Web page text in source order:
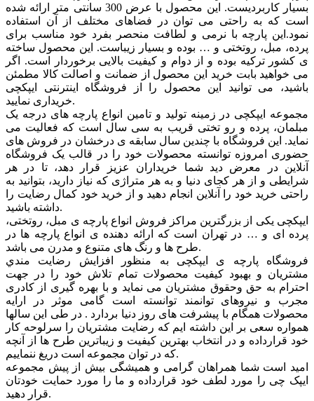
بسیار کاربردیست. این محصول با عرض 300 سانتی متر ارائه شده
است که به راحتی می توان در فضاهای مختلف از آن استفاده
نمود.این پارچه با نرمی و لطافت منحصر بفرد خود مناسب برای
پرده، مبل، روتختی و … بوده و بسیار زیباست. این محصول ساخته
ی کشور ترکیه بوده و از دوام و کیفیت بالایی برخوردار است. اگر
می خواهید بابت خرید این محصول از ضمانت و اصالت کالا مطمئن
باشید، می توانید این محصول را از فروشگاه اینترنتی ایپکچی
خریداری نمایید.
مجموعه ایپکچی در زمینه تولید و تامین انواع پارچه های درجه یک
مبلمان، پرده و رو تختی قریب به سی سال است که فعالیت می
نماید. این فروشگاه با چندین سال سابقه ی درخشان در فروش های
حضوری امروزه توانسته محصولات خود را در قالب یک فروشگاه
آنلاین در معرض دید شما خریداران عزیز قرار دهد، تا در هر
شرایطی و از هر کجای دنیا و به هر متراژی که نیاز دارید، بتوانید به
راحتی خرید خود را آنلاین انجام دهید و از خرید خود کمال رضایت را
داشته باشید.
ایپکچی یکی از بزرگترین مراکز فروش انواع پارچه ی مبل، روتختی،
پرده ای و … در تهران است که ارائه دهنده ی انواع پارچه ها در
طرح ها و رنگ های متنوع و مدرن می باشد.
فروشگاه پارچه ی ایپکچی به منظور افزايش رضايت مندي
مشتريان و بهبود کيفيت محصولات تمام تلاش خود را در جهت
احترام به حق وحقوق مشتريان می نماید و با بهره گیری از کادری
مجرب و نیروهای توانمند توانسته است گامی موثر در ارايه
محصولات همگام با پیشرفت های روز دنیا بردارد . در طی این سالها
همواره سعی بر این داشته ایم که رضایت مشتریان را سرلوحه کار
خود قرارداده و در انتخاب بهترین کیفیت و زیباترین طرح ها از آنچه
که در توان مجموعه است دریغ ننماییم.
امید است شما همراهان گرامی و همیشگی بیش از پیش مجموعه
ایپک چی را مورد لطف خود قرارداده و ما را مورد حمایت خودتان
قرار دهید.